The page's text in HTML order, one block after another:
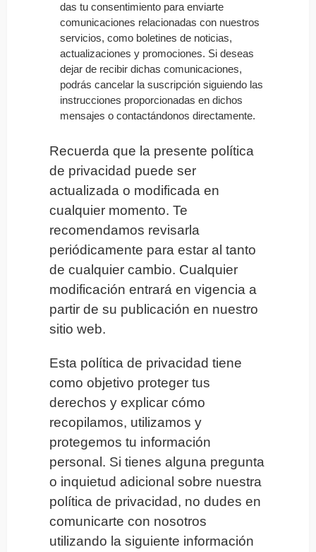
das tu consentimiento para enviarte
comunicaciones relacionadas con nuestros
servicios, como boletines de noticias,
actualizaciones y promociones. Si deseas
dejar de recibir dichas comunicaciones,
podrás cancelar la suscripción siguiendo las
instrucciones proporcionadas en dichos
mensajes o contactándonos directamente.
Recuerda que la presente política
de privacidad puede ser
actualizada o modificada en
cualquier momento. Te
recomendamos revisarla
periódicamente para estar al tanto
de cualquier cambio. Cualquier
modificación entrará en vigencia a
partir de su publicación en nuestro
sitio web.
Esta política de privacidad tiene
como objetivo proteger tus
derechos y explicar cómo
recopilamos, utilizamos y
protegemos tu información
personal. Si tienes alguna pregunta
o inquietud adicional sobre nuestra
política de privacidad, no dudes en
comunicarte con nosotros
utilizando la siguiente información